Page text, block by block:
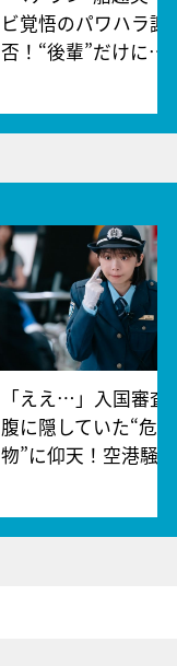
ビ覚悟のパワハラ謝
否！“後輩”だけに…
「ええ…」入国審査
腹に隠していた“危
物”に仰天！空港騒